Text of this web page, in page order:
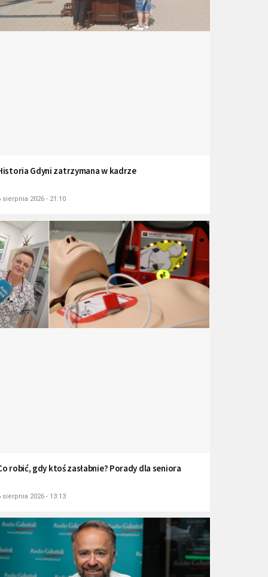
Gdyni zatrzymana w kadrze
sierpnia 2026 - 21:10
robić, gdy ktoś zasłabnie? Porady dla seniora
sierpnia 2026 - 13:13